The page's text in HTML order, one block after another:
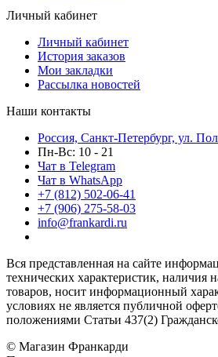
Личный кабинет
Личный кабинет
История заказов
Мои закладки
Рассылка новостей
Наши контакты
Россия, Санкт-Петербург, ул.
Пн-Вс: 10 - 21
Чат в Telegram
Чат в WhatsApp
+7 (812) 502-06-41
+7 (906) 275-58-03
info@frankardi.ru
Вся представленная на сайте
технических характеристик, наличия
товаров, носит информационный
условиях не является публичной
положениями Статьи 437(2)
© Магазин Франкарди